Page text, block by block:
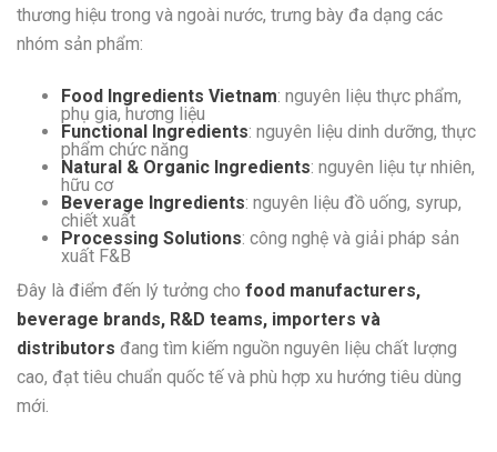
thương hiệu trong và ngoài nước, trưng bày đa dạng các
nhóm sản phẩm:
Food Ingredients Vietnam: nguyên liệu thực phẩm,
phụ gia, hương liệu
Functional Ingredients: nguyên liệu dinh dưỡng, thực
phẩm chức năng
Natural & Organic Ingredients: nguyên liệu tự nhiên,
hữu cơ
Beverage Ingredients: nguyên liệu đồ uống, syrup,
chiết xuất
Processing Solutions: công nghệ và giải pháp sản
xuất F&B
Đây là điểm đến lý tưởng cho food manufacturers,
beverage brands, R&D teams, importers và
distributors đang tìm kiếm nguồn nguyên liệu chất lượng
cao, đạt tiêu chuẩn quốc tế và phù hợp xu hướng tiêu dùng
mới.